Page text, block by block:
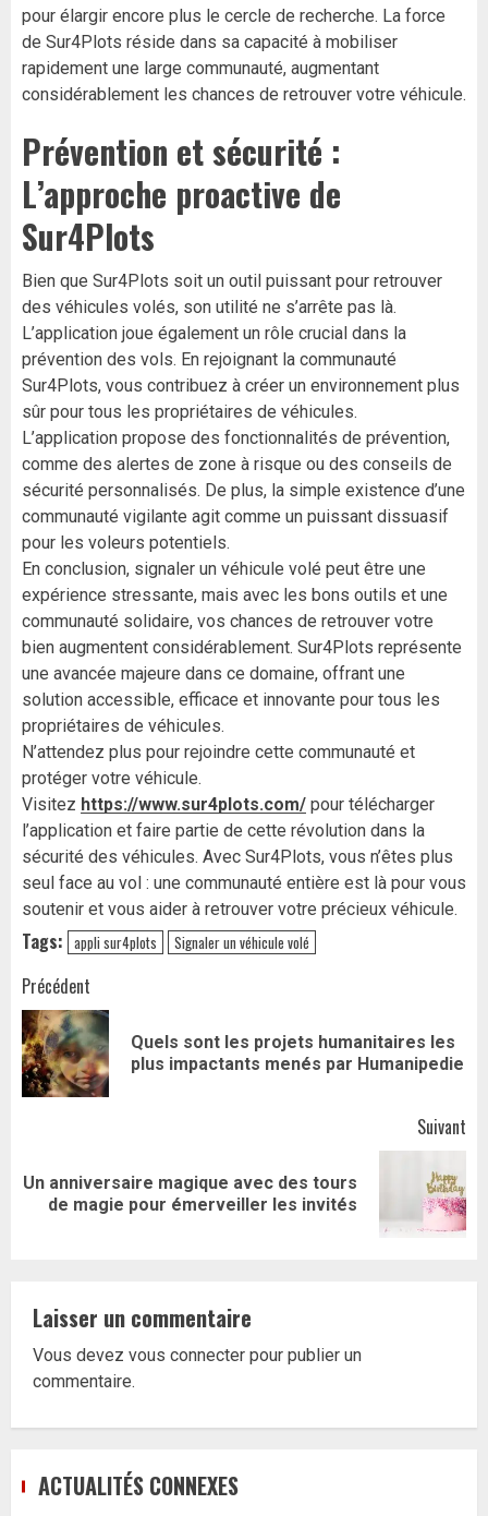
pour élargir encore plus le cercle de recherche. La force
de Sur4Plots réside dans sa capacité à mobiliser
rapidement une large communauté, augmentant
considérablement les chances de retrouver votre véhicule.
Prévention et sécurité :
L’approche proactive de
Sur4Plots
Bien que Sur4Plots soit un outil puissant pour retrouver
des véhicules volés, son utilité ne s’arrête pas là.
L’application joue également un rôle crucial dans la
prévention des vols. En rejoignant la communauté
Sur4Plots, vous contribuez à créer un environnement plus
sûr pour tous les propriétaires de véhicules.
L’application propose des fonctionnalités de prévention,
comme des alertes de zone à risque ou des conseils de
sécurité personnalisés. De plus, la simple existence d’une
communauté vigilante agit comme un puissant dissuasif
pour les voleurs potentiels.
En conclusion, signaler un véhicule volé peut être une
expérience stressante, mais avec les bons outils et une
communauté solidaire, vos chances de retrouver votre
bien augmentent considérablement. Sur4Plots représente
une avancée majeure dans ce domaine, offrant une
solution accessible, efficace et innovante pour tous les
propriétaires de véhicules.
N’attendez plus pour rejoindre cette communauté et
protéger votre véhicule.
Visitez https://www.sur4plots.com/ pour télécharger
l’application et faire partie de cette révolution dans la
sécurité des véhicules. Avec Sur4Plots, vous n’êtes plus
seul face au vol : une communauté entière est là pour vous
soutenir et vous aider à retrouver votre précieux véhicule.
Tags: appli sur4plots Signaler un véhicule volé
Navigation
d’article
Précédent
Quels sont les projets humanitaires les
plus impactants menés par Humanipedie
Suivant
Article
suivant:
Un anniversaire magique avec des tours
de magie pour émerveiller les invités
Laisser un commentaire
Vous devez vous connecter pour publier un
commentaire.
ACTUALITÉS CONNEXES